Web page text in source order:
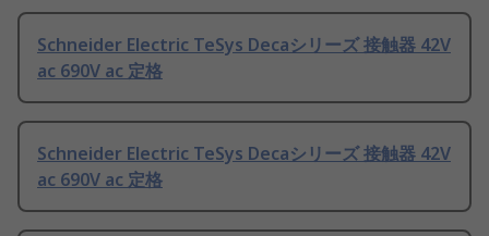
Schneider Electric TeSys Decaシリーズ 接触器 42V
ac 690V ac 定格
Schneider Electric TeSys Decaシリーズ 接触器 42V
ac 690V ac 定格